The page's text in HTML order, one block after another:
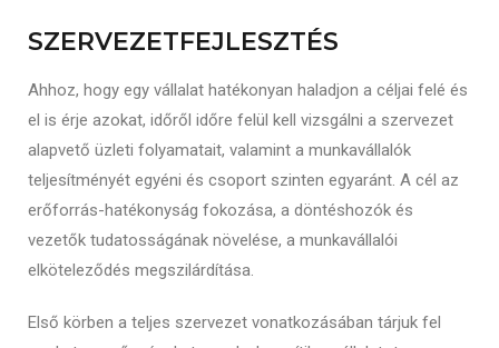
SZERVEZETFEJLESZTÉS
Ahhoz, hogy egy vállalat hatékonyan haladjon a céljai felé és
el is érje azokat, időről időre felül kell vizsgálni a szervezet
alapvető üzleti folyamatait, valamint a munkavállalók
teljesítményét egyéni és csoport szinten egyaránt. A cél az
erőforrás-hatékonyság fokozása, a döntéshozók és
vezetők tudatosságának növelése, a munkavállalói
elköteleződés megszilárdítása.
Első körben a teljes szervezet vonatkozásában tárjuk fel